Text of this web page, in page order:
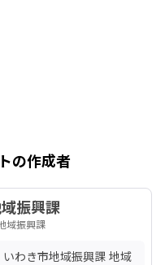
の作成者
振興課
域振興課
いわき市地域振興課 地域